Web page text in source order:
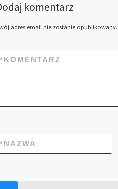
komentarz
adres email nie zostanie opublikowany.
KOMENTARZ
*
NAZWA
*